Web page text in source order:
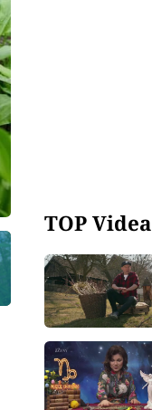
TOP Videa